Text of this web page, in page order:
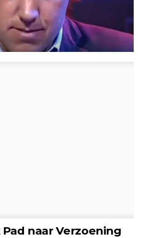
Pad naar Verzoening